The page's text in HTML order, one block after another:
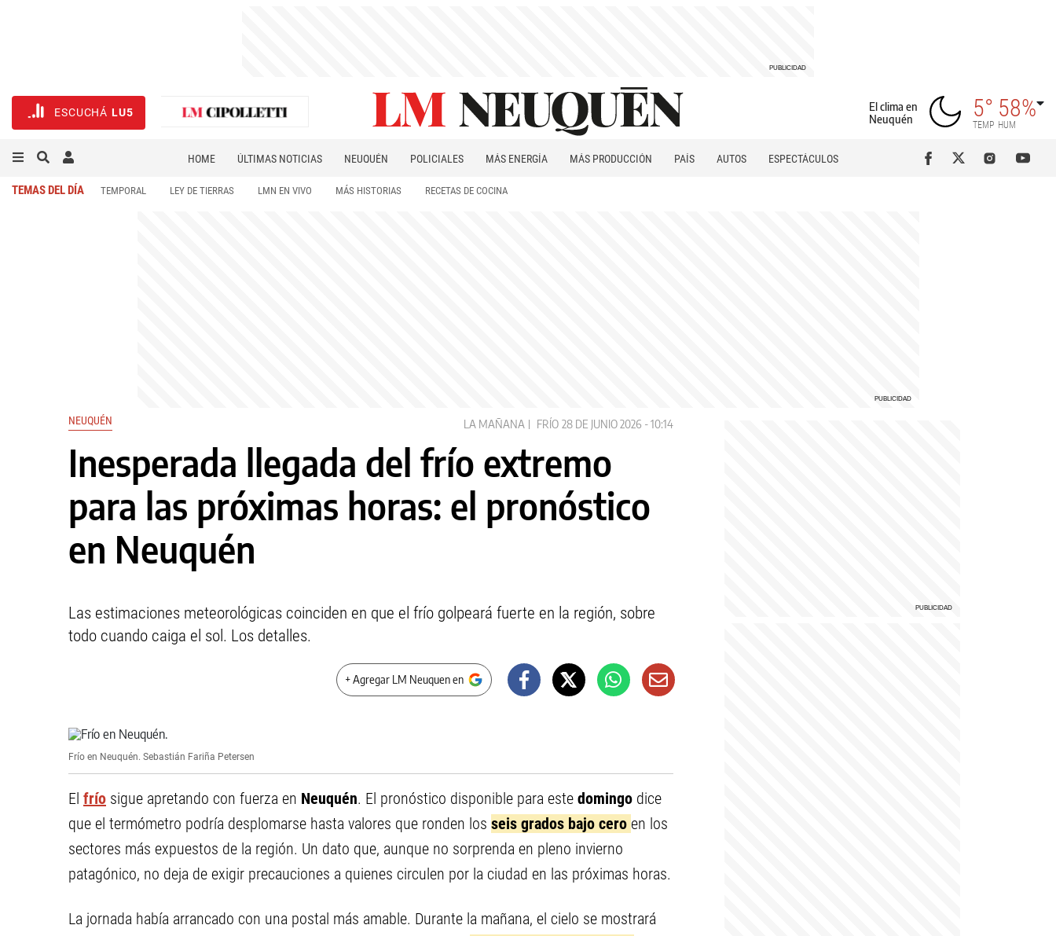
ESCUCHÁ LU5
El clima en
Neuquén
5°
TEMP
58%
HUM
HOME ÚLTIMAS NOTICIAS NEUQUÉN POLICIALES MÁS ENERGÍA MÁS PRODUCCIÓN PAÍS AUTOS
ESPECTÁCULOS
TEMAS DEL DÍA TEMPORAL LEY DE TIERRAS LMN EN VIVO MÁS HISTORIAS RECETAS DE COCINA
NEUQUÉN LA MAÑANA FRÍO 28 DE JUNIO 2026 - 10:14
Inesperada llegada del frío extremo
para las próximas horas: el pronóstico
en Neuquén
Las estimaciones meteorológicas coinciden en que el frío golpeará fuerte en la región, sobre
todo cuando caiga el sol. Los detalles.
+ Agregar LM Neuquen en
Frío en Neuquén. Sebastián Fariña Petersen
El frío sigue apretando con fuerza en Neuquén. El pronóstico disponible para este domingo dice
que el termómetro podría desplomarse hasta valores que ronden los seis grados bajo cero en los
sectores más expuestos de la región. Un dato que, aunque no sorprenda en pleno invierno
patagónico, no deja de exigir precauciones a quienes circulen por la ciudad en las próximas horas.
La jornada había arrancado con una postal más amable. Durante la mañana, el cielo se mostrará